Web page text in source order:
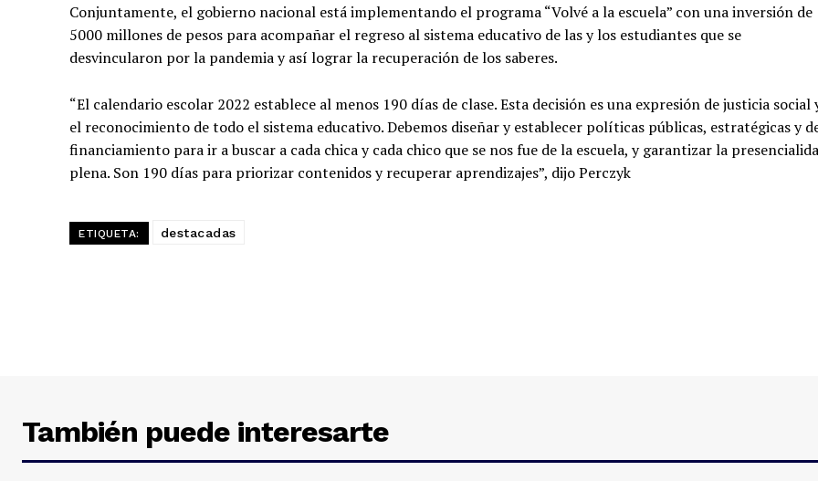
Conjuntamente, el gobierno nacional está implementando el programa “Volvé a la escuela” con una inversión de
5000 millones de pesos para acompañar el regreso al sistema educativo de las y los estudiantes que se
desvincularon por la pandemia y así lograr la recuperación de los saberes.
“El calendario escolar 2022 establece al menos 190 días de clase. Esta decisión es una expresión de justicia social
el reconocimiento de todo el sistema educativo. Debemos diseñar y establecer políticas públicas, estratégicas y
financiamiento para ir a buscar a cada chica y cada chico que se nos fue de la escuela, y garantizar la
plena. Son 190 días para priorizar contenidos y recuperar aprendizajes”, dijo Perczyk
ETIQUETA: destacadas
También puede interesarte